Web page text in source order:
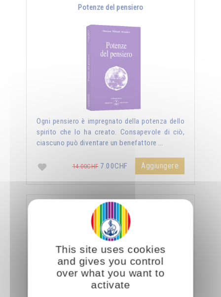
Potenze del pensiero
Ogni pensiero è impregnato della potenza dello
spirito che lo ha creato. Consapevole di ciò,
ciascuno può diventare un benefattore …
14.00CHF7.00CHF Aggiungere
La sessualità forza del cielo
This site uses cookies
and gives you control
over what you want to
activate